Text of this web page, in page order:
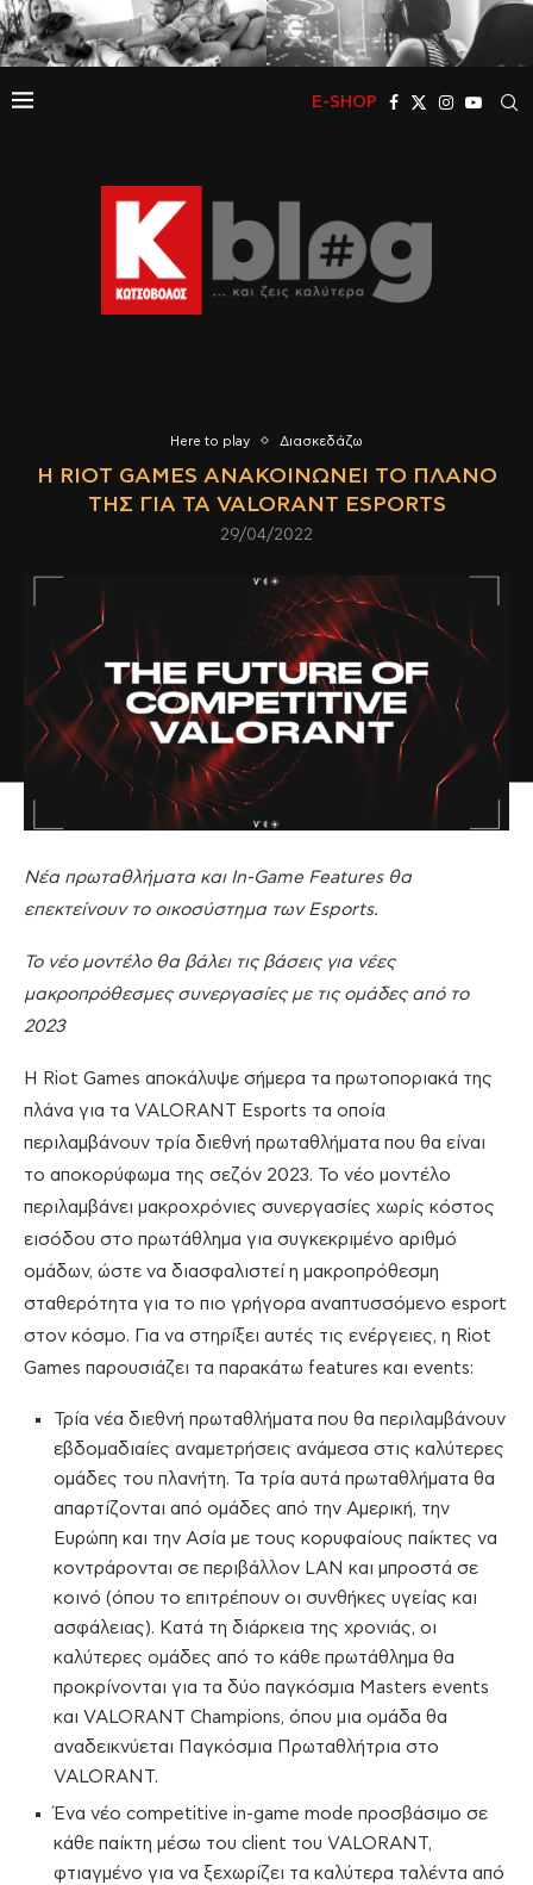
E-SHOP
Here to play Διασκεδάζω
H RIOT GAMES ΑΝΑΚΟΙΝΏΝΕΙ ΤΟ ΠΛΆΝΟ
ΤΗΣ ΓΙΑ ΤΑ VALORANT ESPORTS
29/04/2022
Νέα πρωταθλήματα και In-Game Features θα
επεκτείνουν το οικοσύστημα των Esports.
Το νέο μοντέλο θα βάλει τις βάσεις για νέες
μακροπρόθεσμες συνεργασίες με τις ομάδες από το
2023
Η Riot Games αποκάλυψε σήμερα τα πρωτοποριακά της
πλάνα για τα VALORANT Esports τα οποία
περιλαμβάνουν τρία διεθνή πρωταθλήματα που θα είναι
το αποκορύφωμα της σεζόν 2023. Το νέο μοντέλο
περιλαμβάνει μακροχρόνιες συνεργασίες χωρίς κόστος
εισόδου στο πρωτάθλημα για συγκεκριμένο αριθμό
ομάδων, ώστε να διασφαλιστεί η μακροπρόθεσμη
σταθερότητα για το πιο γρήγορα αναπτυσσόμενο esport
στον κόσμο. Για να στηρίξει αυτές τις ενέργειες, η Riot
Games παρουσιάζει τα παρακάτω features και events:
Τρία νέα διεθνή πρωταθλήματα που θα περιλαμβάνουν
εβδομαδιαίες αναμετρήσεις ανάμεσα στις καλύτερες
ομάδες του πλανήτη. Τα τρία αυτά πρωταθλήματα θα
απαρτίζονται από ομάδες από την Αμερική, την
Ευρώπη και την Ασία με τους κορυφαίους παίκτες να
κοντράρονται σε περιβάλλον LAN και μπροστά σε
κοινό (όπου το επιτρέπουν οι συνθήκες υγείας και
ασφάλειας). Κατά τη διάρκεια της χρονιάς, οι
καλύτερες ομάδες από το κάθε πρωτάθλημα θα
προκρίνονται για τα δύο παγκόσμια Masters events
και VALORANT Champions, όπου μια ομάδα θα
αναδεικνύεται Παγκόσμια Πρωταθλήτρια στο
VALORANT.
Ένα νέο competitive in-game mode προσβάσιμο σε
κάθε παίκτη μέσω του client του VALORANT,
φτιαγμένο για να ξεχωρίζει τα καλύτερα ταλέντα από